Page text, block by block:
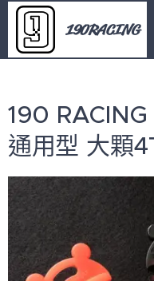
190RACING
190
通用型 大顆